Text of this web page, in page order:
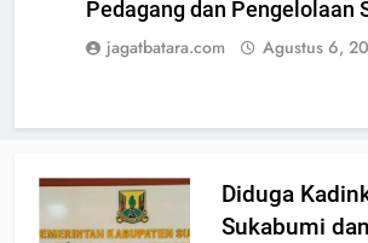
Pedagang dan Pengelolaan
jagatbatara.com Agustus 6,
Diduga
Sukabumi dan